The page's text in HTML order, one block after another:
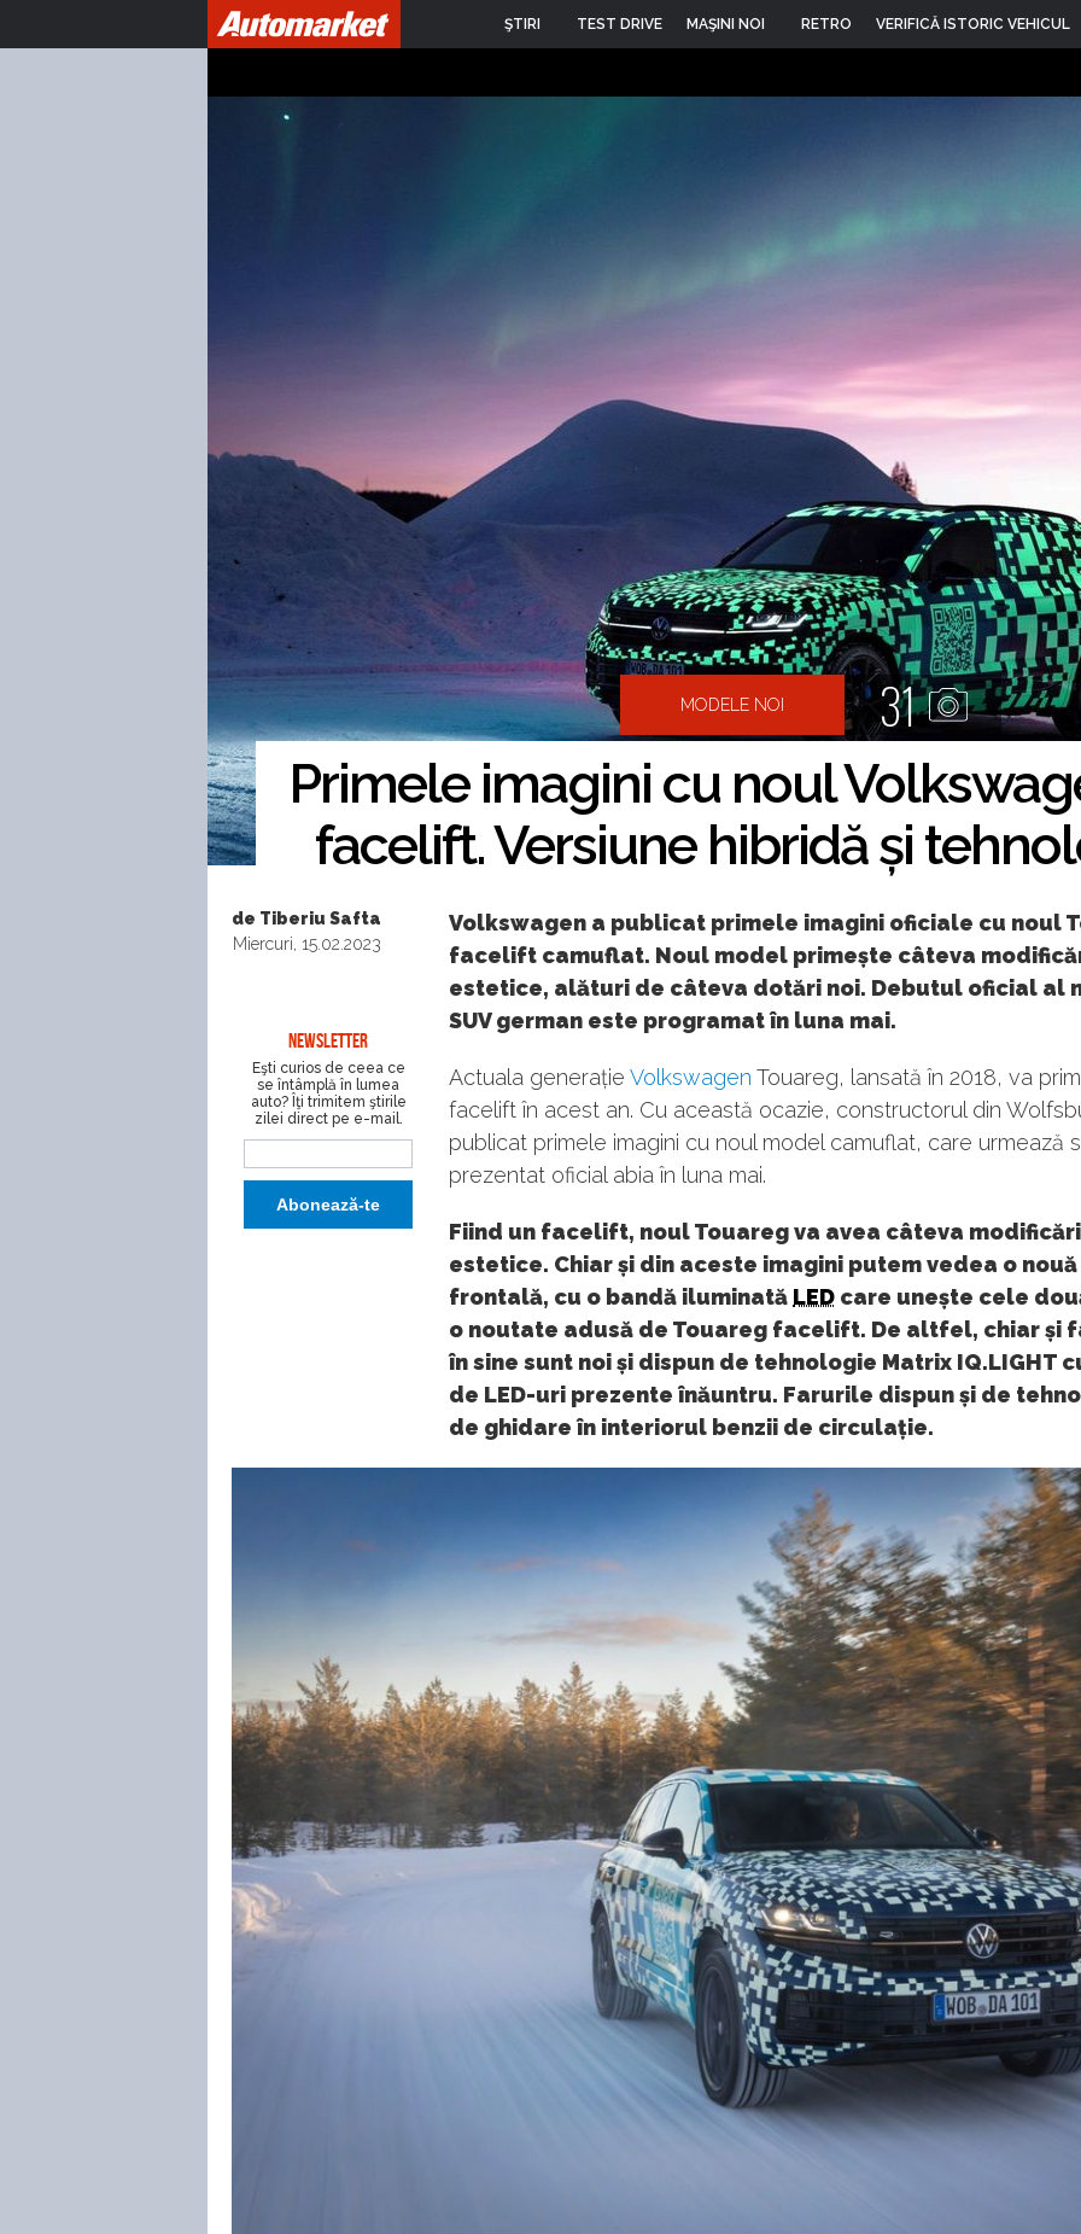
ŞTIRI TEST DRIVE MAŞINI NOI RETRO VERIFICĂ ISTORIC VEHICUL
MODELE NOI 31
Primele imagini cu noul
facelift. Versiune hibridă și
de Tiberiu Safta
Miercuri, 15.02.2023
NEWSLETTER
Eşti curios de ceea ce
se întâmplă în lumea
auto? Îţi trimitem ştirile
zilei direct pe e-mail.
Volkswagen a publicat primele imagini oficiale cu noul
facelift camuflat. Noul model primește câteva
estetice, alături de câteva dotări noi. Debutul oficial al
SUV german este programat în luna mai.
Actuala generație Volkswagen Touareg, lansată în 2018, va
facelift în acest an. Cu această ocazie, constructorul din
publicat primele imagini cu noul model camuflat, care urmează
prezentat oficial abia în luna mai.
Fiind un facelift, noul Touareg va avea câteva modificări
estetice. Chiar și din aceste imagini putem vedea o
frontală, cu o bandă iluminată LED care unește cele
o noutate adusă de Touareg facelift. De altfel, chiar și
în sine sunt noi și dispun de tehnologie Matrix IQ.LIGHT
de LED-uri prezente înăuntru. Farurile dispun și de
de ghidare în interiorul benzii de circulație.